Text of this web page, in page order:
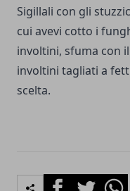
Sigillali con gli
cui avevi cotto i
involtini, sfuma con
involtini tagliati a
scelta.
FacebookTwitter